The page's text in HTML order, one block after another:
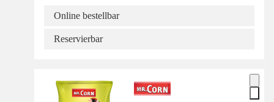
Online bestellbar
Reservierbar